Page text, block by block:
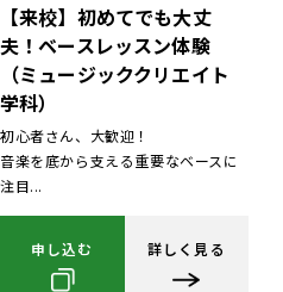
【来校】初めてでも大丈
夫！ベースレッスン体験
（ミュージッククリエイト
学科）
初心者さん、大歓迎！
音楽を底から支える重要なベースに
注目...
申し込む 詳しく見る